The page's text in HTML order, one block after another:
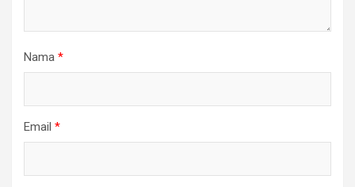
Nama *
Email *